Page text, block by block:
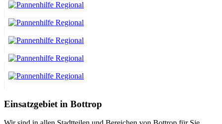
Einsatzgebiet in Bottrop